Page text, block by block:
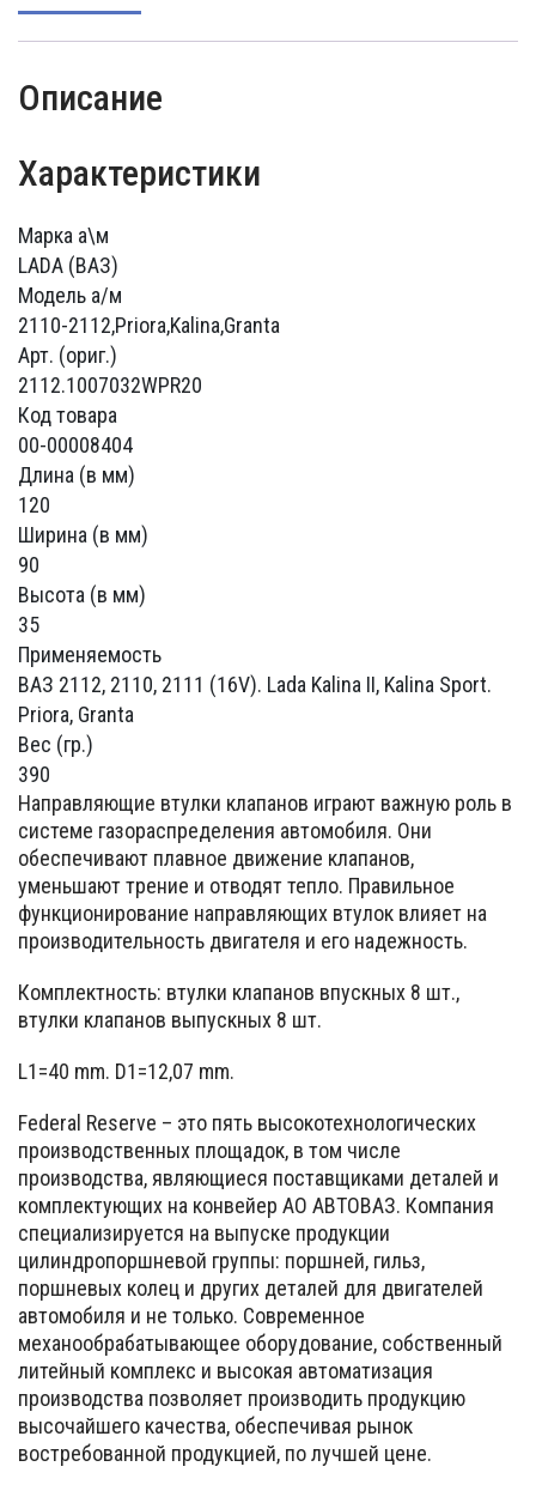
Описание
Характеристики
Марка а\м
LADA (ВАЗ)
Модель а/м
2110-2112,Priora,Kalina,Granta
Арт. (ориг.)
2112.1007032WPR20
Код товара
00-00008404
Длина (в мм)
120
Ширина (в мм)
90
Высота (в мм)
35
Применяемость
ВАЗ 2112, 2110, 2111 (16V). Lada Kalina II, Kalina Sport.
Priora, Granta
Вес (гр.)
390
Направляющие втулки клапанов играют важную роль в
системе газораспределения автомобиля. Они
обеспечивают плавное движение клапанов,
уменьшают трение и отводят тепло. Правильное
функционирование направляющих втулок влияет на
производительность двигателя и его надежность.
Комплектность: втулки клапанов впускных 8 шт.,
втулки клапанов выпускных 8 шт.
L1=40 mm. D1=12,07 mm.
Federal Reserve – это пять высокотехнологических
производственных площадок, в том числе
производства, являющиеся поставщиками деталей и
комплектующих на конвейер АО АВТОВАЗ. Компания
специализируется на выпуске продукции
цилиндропоршневой группы: поршней, гильз,
поршневых колец и других деталей для двигателей
автомобиля и не только. Современное
механообрабатывающее оборудование, собственный
литейный комплекс и высокая автоматизация
производства позволяет производить продукцию
высочайшего качества, обеспечивая рынок
востребованной продукцией, по лучшей цене.